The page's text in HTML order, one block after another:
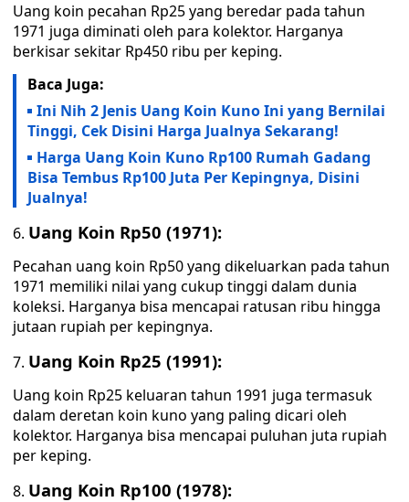
Uang koin pecahan Rp25 yang beredar pada tahun
1971 juga diminati oleh para kolektor. Harganya
berkisar sekitar Rp450 ribu per keping.
Baca Juga:
Ini Nih 2 Jenis Uang Koin Kuno Ini yang Bernilai
Tinggi, Cek Disini Harga Jualnya Sekarang!
Harga Uang Koin Kuno Rp100 Rumah Gadang
Bisa Tembus Rp100 Juta Per Kepingnya, Disini
Jualnya!
Uang Koin Rp50 (1971):
Pecahan uang koin Rp50 yang dikeluarkan pada tahun
1971 memiliki nilai yang cukup tinggi dalam dunia
koleksi. Harganya bisa mencapai ratusan ribu hingga
jutaan rupiah per kepingnya.
Uang Koin Rp25 (1991):
Uang koin Rp25 keluaran tahun 1991 juga termasuk
dalam deretan koin kuno yang paling dicari oleh
kolektor. Harganya bisa mencapai puluhan juta rupiah
per keping.
Uang Koin Rp100 (1978):